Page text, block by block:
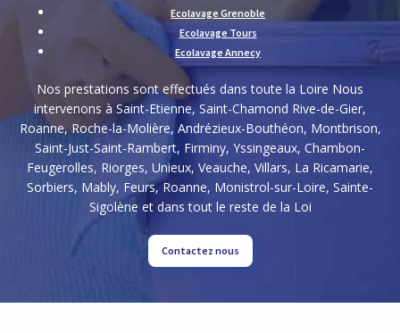
Ecolavage Grenoble
Ecolavage Tours
Ecolavage Annecy
Nos prestations sont effectués dans toute la Loire Nous
intervenons à Saint-Etienne, Saint-Chamond Rive-de-Gier,
Roanne, Roche-la-Molière, Andrézieux-Bouthéon, Montbrison,
Saint-Just-Saint-Rambert, Firminy, Yssingeaux, Chambon-
Feugerolles, Riorges, Unieux, Veauche, Villars, La Ricamarie,
Sorbiers, Mably, Feurs, Roanne, Monistrol-sur-Loire, Sainte-
Sigolène et dans tout le reste de la Loi
Contactez nous